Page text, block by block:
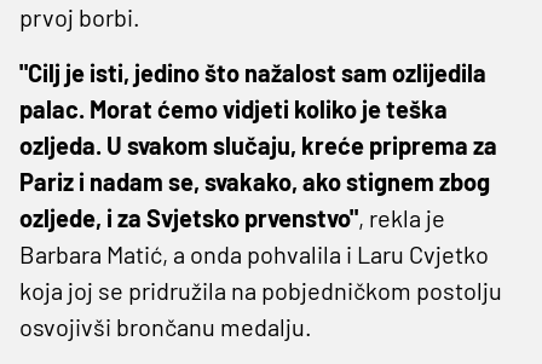
prvoj borbi.
"Cilj je isti, jedino što nažalost sam ozlijedila
palac. Morat ćemo vidjeti koliko je teška
ozljeda. U svakom slučaju, kreće priprema za
Pariz i nadam se, svakako, ako stignem zbog
ozljede, i za Svjetsko prvenstvo", rekla je
Barbara Matić, a onda pohvalila i Laru Cvjetko
koja joj se pridružila na pobjedničkom postolju
osvojivši brončanu medalju.